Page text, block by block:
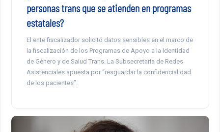
personas trans que se atienden en programas
estatales?
El ente fiscalizador solicitó datos sensibles en el marco de
la fiscalización de los Programas de Apoyo a la Identidad
de Género y de Salud Trans. La Subsecretaría de Redes
Asistenciales apuesta por “resguardar la confidencialidad
de los pacientes”.